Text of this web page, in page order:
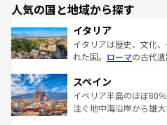
人気の国と地域から探す
イタリア
イタリアは歴史、文化
れた国。 ローマの古代
ろん、トスカーナの美
景など、自然景観も見
ピザやパスタなど、絶
スペイン
イベリア半島のほぼ80
注ぐ地中海沿岸から雄